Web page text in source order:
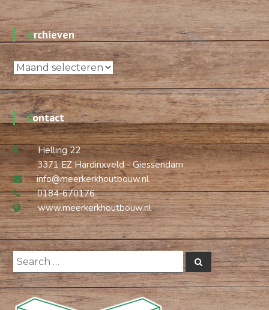
Archieven
Archieven
Contact
Helling 22
3371 EZ Hardinxveld - Giessendam
info@meerkerkhoutbouw.nl
0184-670176
www.meerkerkhoutbouw.nl
Search
for:
Search